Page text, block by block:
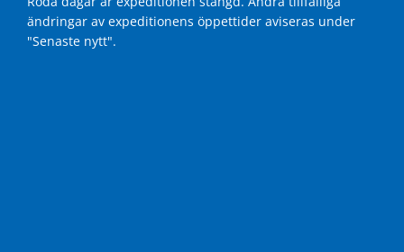
ändringar av expeditionens öppettider aviseras under
"Senaste nytt".